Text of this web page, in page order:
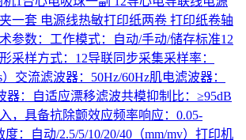
一套 电源线热敏打印纸两卷 打印纸卷轴
参数：工作模式：自动/手动/储存标准12
采样方式：12导联同步采集采样率：
）交流滤波器：50Hz/60Hz肌电滤波器：
器：自适应漂移滤波共模抑制比：≥95dB
，具备抗除颤效应频率响应：0.05-
度：自动/2.5/5/10/20/40（mm/mv）打印机